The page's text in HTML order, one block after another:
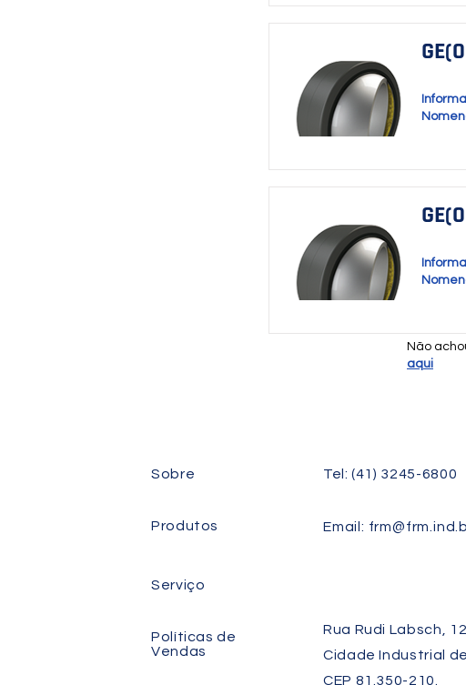
Não
aqui
Sobre Tel: (41) 3245-6800
Produtos Email:
Serviço
Políticas de
Vendas
Rua Rudi Labsch,
Cidade Industrial
CEP 81.350-210.